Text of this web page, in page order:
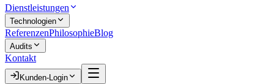
Dienstleistungen
Technologien
ReferenzenPhilosophieBlog
Audits
Kontakt
Kunden-Login